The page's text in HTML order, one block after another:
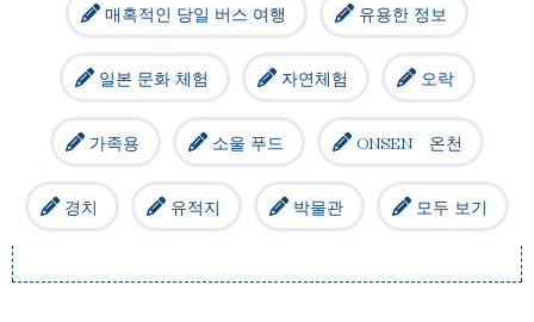
매혹적인 당일 버스 여행 유용한 정보
일본 문화 체험 자연체험 오락
가족용 소울 푸드 ONSEN 온천
경치 유적지 박물관 모두 보기